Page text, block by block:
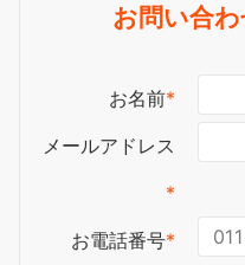
お問い合わ
お名前*
メールアドレス
*
お電話番号*